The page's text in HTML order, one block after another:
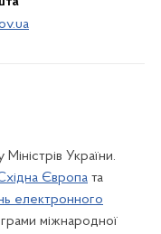
України.
Європа та
електронного
міжнародної